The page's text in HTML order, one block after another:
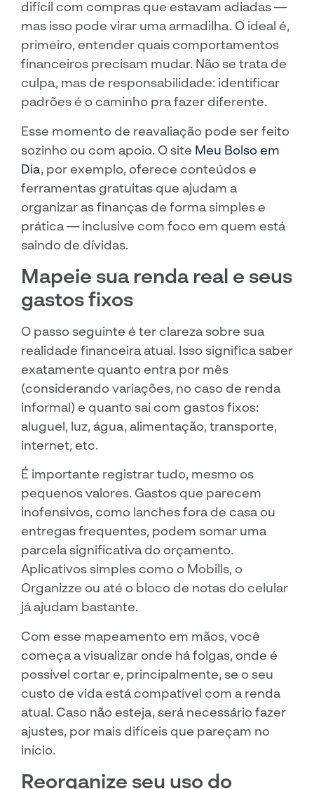
difícil com compras que estavam adiadas —
mas isso pode virar uma armadilha. O ideal é,
primeiro, entender quais comportamentos
financeiros precisam mudar. Não se trata de
culpa, mas de responsabilidade: identificar
padrões é o caminho pra fazer diferente.
Esse momento de reavaliação pode ser feito
sozinho ou com apoio. O site Meu Bolso em
Dia, por exemplo, oferece conteúdos e
ferramentas gratuitas que ajudam a
organizar as finanças de forma simples e
prática — inclusive com foco em quem está
saindo de dívidas.
Mapeie sua renda real e seus
gastos fixos
O passo seguinte é ter clareza sobre sua
realidade financeira atual. Isso significa saber
exatamente quanto entra por mês
(considerando variações, no caso de renda
informal) e quanto sai com gastos fixos:
aluguel, luz, água, alimentação, transporte,
internet, etc.
É importante registrar tudo, mesmo os
pequenos valores. Gastos que parecem
inofensivos, como lanches fora de casa ou
entregas frequentes, podem somar uma
parcela significativa do orçamento.
Aplicativos simples como o Mobills, o
Organizze ou até o bloco de notas do celular
já ajudam bastante.
Com esse mapeamento em mãos, você
começa a visualizar onde há folgas, onde é
possível cortar e, principalmente, se o seu
custo de vida está compatível com a renda
atual. Caso não esteja, será necessário fazer
ajustes, por mais difíceis que pareçam no
início.
Reorganize seu uso do